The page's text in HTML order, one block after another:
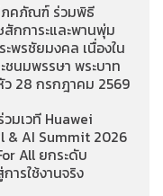
ภคภัณฑ์ ร่วมพิธี
กการะและพานพุ่ม
พรชัยมงคล เนื่องใน
ชนมพรรษา พระบาท
ว 28 กรกฎาคม 2569
มเวที Huawei
& AI Summit 2026
All ยกระดับ
ารใช้งานจริง